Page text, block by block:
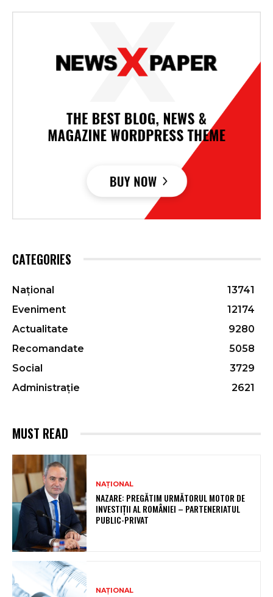
CATEGORIES
Național
13741
Eveniment
12174
Actualitate
9280
Recomandate
5058
Social
3729
Administrație
2621
MUST READ
NAȚIONAL
NAZARE: PREGĂTIM URMĂTORUL MOTOR DE
INVESTIȚII AL ROMÂNIEI – PARTENERIATUL
PUBLIC-PRIVAT
NAȚIONAL